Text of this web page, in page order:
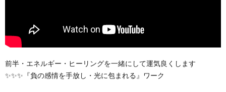
前半・エネルギー・ヒーリングを一緒にして運気良くします
✨✨✨『負の感情を手放し・光に包まれる』ワーク